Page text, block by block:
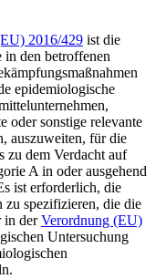
2016/429 ist die
den betroffenen
epidemiologische
oder sonstige relevante
auszuweiten, für die
zu dem Verdacht auf
A in oder ausgehend
ist erforderlich, die
zu spezifizieren, die die
in derVerordnung (EU)
Untersuchung